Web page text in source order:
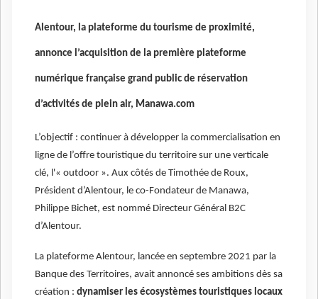
Alentour, la plateforme du tourisme de proximité,
annonce l’acquisition de la première plateforme
numérique française grand public de réservation
d’activités de plein air, Manawa.com
L’objectif : continuer à développer la commercialisation en
ligne de l’offre touristique du territoire sur une verticale
clé, l'« outdoor ». Aux côtés de Timothée de Roux,
Président d’Alentour, le co-Fondateur de Manawa,
Philippe Bichet, est nommé Directeur Général B2C
d’Alentour.
La plateforme Alentour, lancée en septembre 2021 par la
Banque des Territoires, avait annoncé ses ambitions dès sa
création : dynamiser les écosystèmes touristiques locaux